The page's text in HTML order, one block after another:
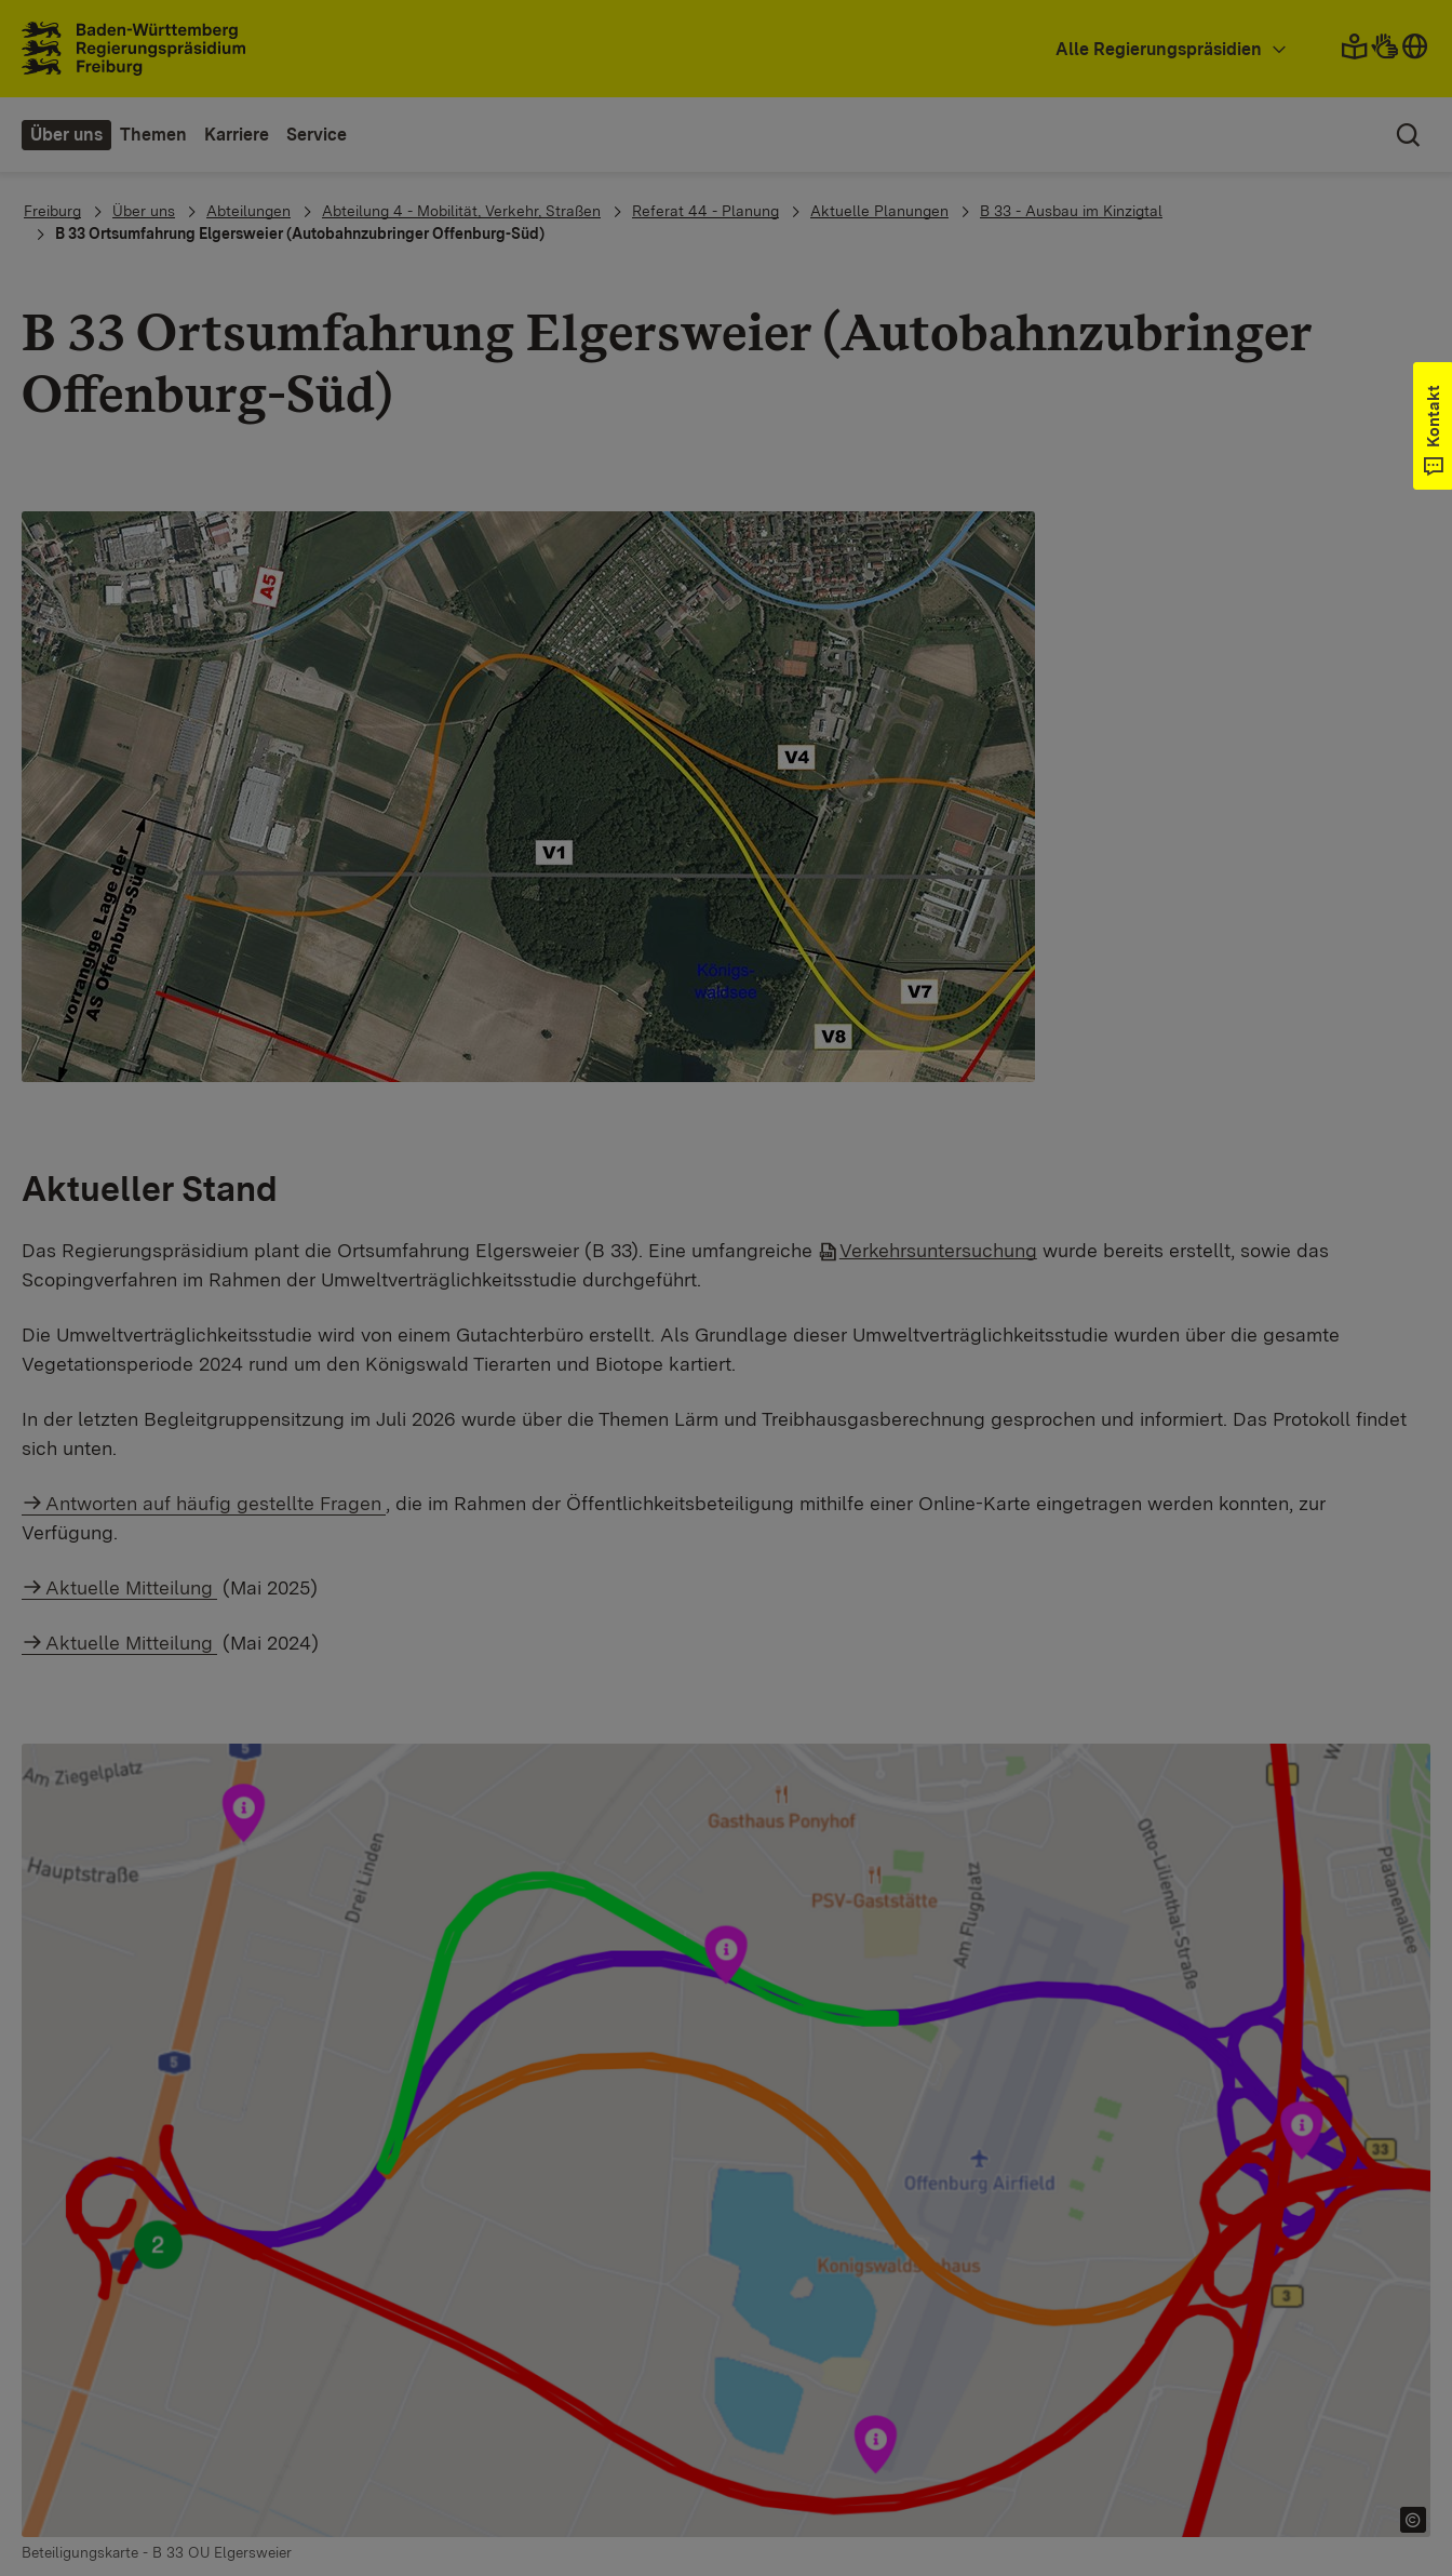
Alle Regierungspräsidien
Über uns Themen Karriere Service
You are here:
Freiburg Über uns Abteilungen Abteilung 4 - Mobilität, Verkehr, Straßen Referat 44 - Planung Aktuelle Planungen
B 33 - Ausbau im Kinzigtal
B 33 Ortsumfahrung Elgersweier (Autobahnzubringer Offenburg-Süd)
B 33 Ortsumfahrung Elgersweier (Autobahnzubringer
Offenburg-Süd)
Show larger version
Kontakt
Aktueller Stand
Das Regierungspräsidium plant die Ortsumfahrung Elgersweier (B 33). Eine umfangreiche Verkehrsuntersuchung wurde bereits erstellt, sowie das
Scopingverfahren im Rahmen der Umweltverträglichkeitsstudie durchgeführt.
Die Umweltverträglichkeitsstudie wird von einem Gutachterbüro erstellt. Als Grundlage dieser Umweltverträglichkeitsstudie wurden über die gesamte
Vegetationsperiode 2024 rund um den Königswald Tierarten und Biotope kartiert.
In der letzten Begleitgruppensitzung im Juli 2026 wurde über die Themen Lärm und Treibhausgasberechnung gesprochen und informiert. Das Protokoll findet
sich unten
Antworten auf häufig gestellte Fragen
, die im Rahmen der Öffentlichkeitsbeteiligung mithilfe einer Online-Karte eingetragen werden konnten, zur
Verfügung.
Aktuelle Mitteilung (Mai 2025)
Aktuelle Mitteilung (Mai 2024)
Beteiligungskarte - B 33 OU Elgersweier